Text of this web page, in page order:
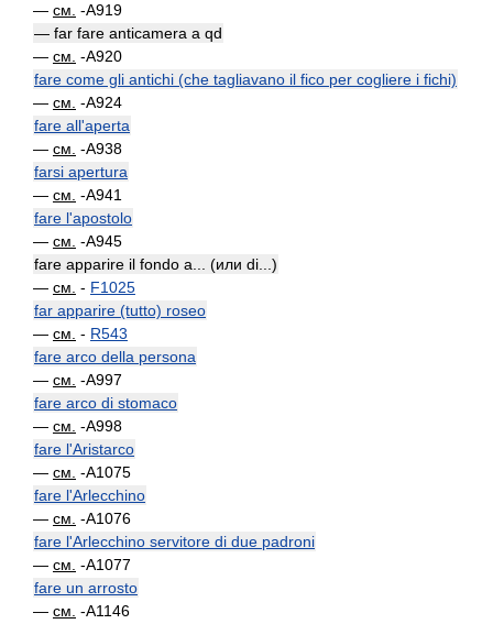
— см. -A919
— far fare anticamera a qd
— см. -A920
fare come gli antichi (che tagliavano il fico per cogliere i fichi)
— см. -A924
fare all'aperta
— см. -A938
farsi apertura
— см. -A941
fare l'apostolo
— см. -A945
fare apparire il fondo a... (или di...)
— см. - F1025
far apparire (tutto) roseo
— см. - R543
fare arco della persona
— см. -A997
fare arco di stomaco
— см. -A998
fare l'Aristarco
— см. -A1075
fare l'Arlecchino
— см. -A1076
fare l'Arlecchino servitore di due padroni
— см. -A1077
fare un arrosto
— см. -A1146